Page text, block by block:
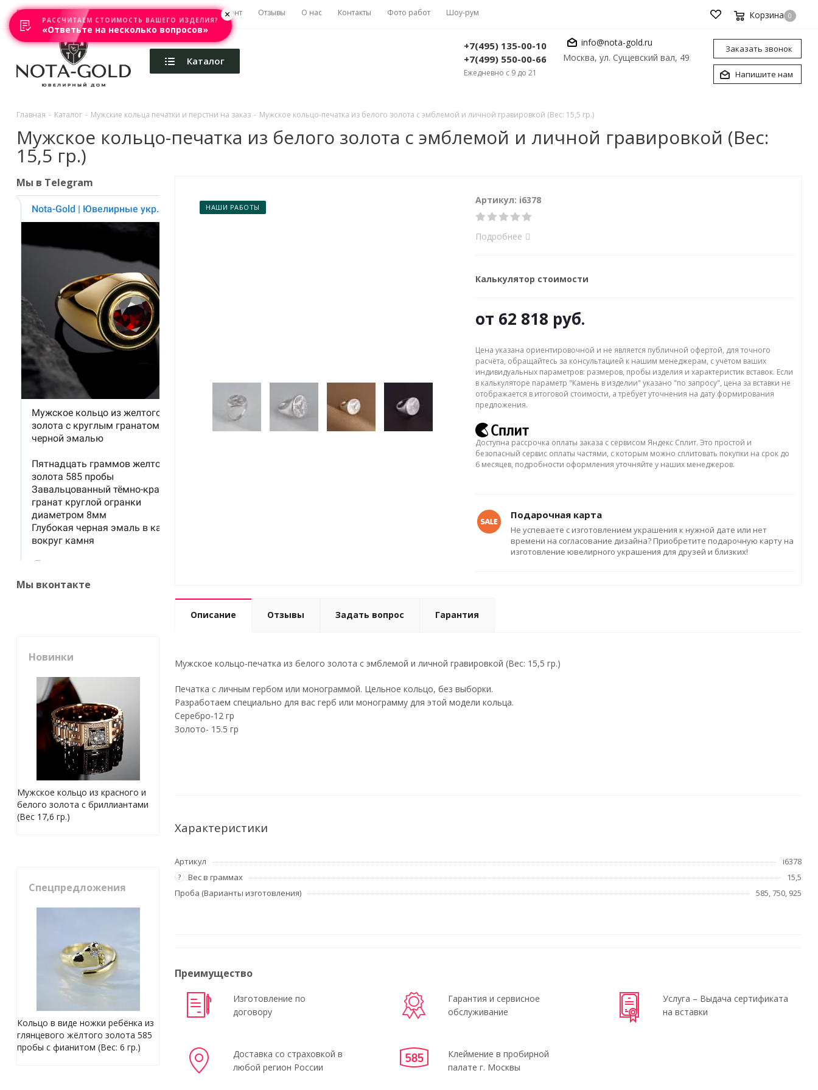
Главная Акции Каталоги Изготовление Ремонт Отзывы О нас Контакты Фото работ Шоу-рум Корзина 0
Каталог
+7(495) 135-00-10
+7(499) 550-00-66
Ежедневно с 9 до 21
info@nota-gold.ru
Москва, ул. Сущевский вал, 49
Заказать звонок
Напишите нам
Главная - Каталог - Мужские кольца печатки и перстни на заказ - Мужское кольцо-печатка из белого золота с эмблемой и личной гравировкой (Вес: 15,5 гр.)
Мужское кольцо-печатка из белого золота с эмблемой и личной гравировкой (Вес:
15,5 гр.)
НАШИ РАБОТЫ
Артикул: i6378
Подробнее
Калькулятор стоимости
от 62 818 руб.
Цена указана ориентировочной и не является публичной офертой, для точного
расчёта, обращайтесь за консультацией к нашим менеджерам, с учётом ваших
индивидуальных параметров: размеров, пробы изделия и характеристик вставок. Если
в калькуляторе параметр "Камень в изделии" указано "по запросу", цена за вставки не
отображается в итоговой стоимости, а требует уточнения на дату формирования
предложения.
Доступна рассрочка оплаты заказа с сервисом Яндекс Сплит. Это простой и
безопасный сервис оплаты частями, с которым можно сплитовать покупки на срок до
6 месяцев, подробности оформления уточняйте у наших менеджеров.
Подарочная карта
Не успеваете с изготовлением украшения к нужной дате или нет
времени на согласование дизайна? Приобретите подарочную карту на
изготовление ювелирного украшения для друзей и близких!
Описание Отзывы Задать вопрос Гарантия
Мужское кольцо-печатка из белого золота с эмблемой и личной гравировкой (Вес: 15,5 гр.)
Печатка с личным гербом или монограммой. Цельное кольцо, без выборки.
Разработаем специально для вас герб или монограмму для этой модели кольца.
Серебро-12 гр
Золото- 15.5 гр
Характеристики
Артикул i6378
? Вес в граммах
15,5
Проба (Варианты изготовления)
585, 750, 925
Преимущество
Изготовление по
договору
Гарантия и сервисное
обслуживание
Услуга – Выдача сертификата
на вставки
Доставка со страховкой в
любой регион России
Клеймение в пробирной
палате г. Москвы
Мы в Telegram
Мы вконтакте
Новинки
Мужское кольцо из красного и
белого золота с бриллиантами
(Вес 17,6 гр.)
Спецпредложения
Кольцо в виде ножки ребёнка из
глянцевого жёлтого золота 585
пробы с фианитом (Вес: 6 гр.)
РАССЧИТАЕМ СТОИМОСТЬ ВАШЕГО ИЗДЕЛИЯ?
«Ответьте на несколько вопросов»